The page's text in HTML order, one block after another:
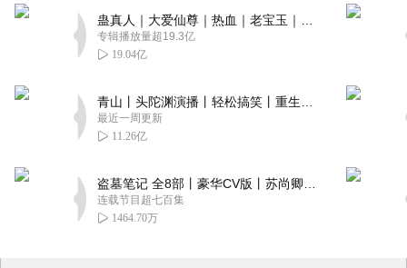
专辑播放量超19.3亿
19.04亿
最近一周更新
11.26亿
连载节目超七百集
1464.70万